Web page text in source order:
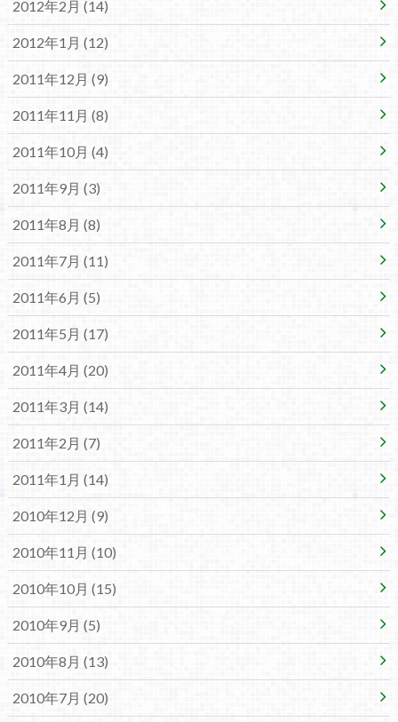
2012年2月 (14)
2012年1月 (12)
2011年12月 (9)
2011年11月 (8)
2011年10月 (4)
2011年9月 (3)
2011年8月 (8)
2011年7月 (11)
2011年6月 (5)
2011年5月 (17)
2011年4月 (20)
2011年3月 (14)
2011年2月 (7)
2011年1月 (14)
2010年12月 (9)
2010年11月 (10)
2010年10月 (15)
2010年9月 (5)
2010年8月 (13)
2010年7月 (20)